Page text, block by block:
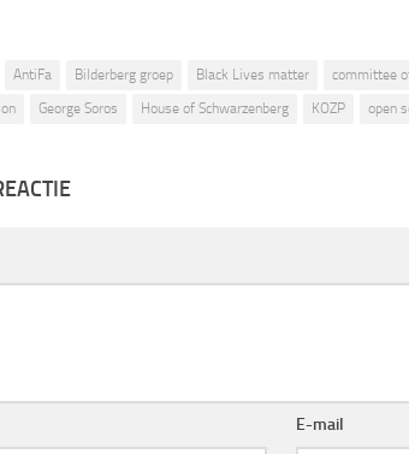
AntiFa Bilderberg groep Black Lives matter committee
George Soros House of Schwarzenberg KOZP open
E-mail